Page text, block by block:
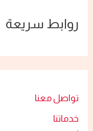
روابط سريعة
تواصل معنا
خدماتنا